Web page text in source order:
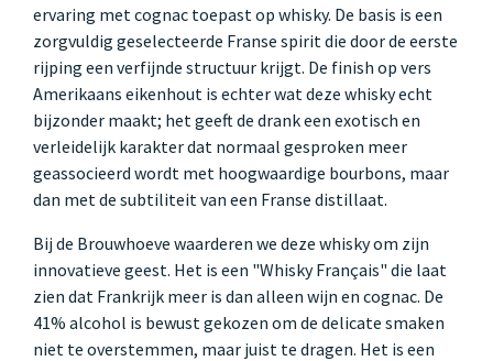
ervaring met cognac toepast op whisky. De basis is een
zorgvuldig geselecteerde Franse spirit die door de eerste
rijping een verfijnde structuur krijgt. De finish op vers
Amerikaans eikenhout is echter wat deze whisky echt
bijzonder maakt; het geeft de drank een exotisch en
verleidelijk karakter dat normaal gesproken meer
geassocieerd wordt met hoogwaardige bourbons, maar
dan met de subtiliteit van een Franse distillaat.
Bij de Brouwhoeve waarderen we deze whisky om zijn
innovatieve geest. Het is een "Whisky Français" die laat
zien dat Frankrijk meer is dan alleen wijn en cognac. De
41% alcohol is bewust gekozen om de delicate smaken
niet te overstemmen, maar juist te dragen. Het is een